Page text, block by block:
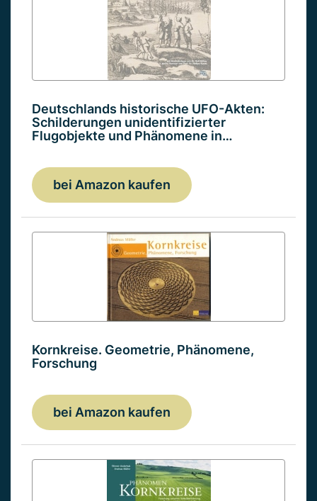
Deutschlands historische UFO-Akten:
Schilderungen unidentifizierter
Flugobjekte und Phänomene in…
bei Amazon kaufen
Kornkreise. Geometrie, Phänomene,
Forschung
bei Amazon kaufen